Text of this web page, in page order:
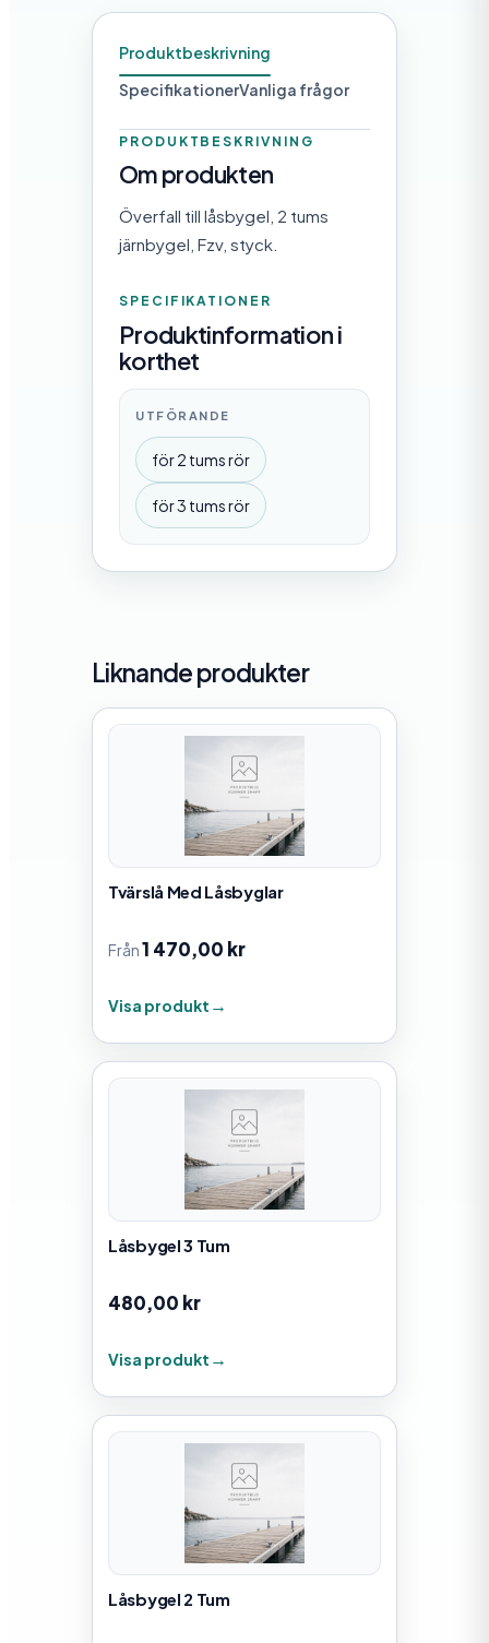
g
d
Produktbeskrivning
SpecifikationerVanliga frågor
PRODUKTBESKRIVNING
Om produkten
Överfall till låsbygel, 2 tums
järnbygel, Fzv, styck.
SPECIFIKATIONER
Produktinformation i
korthet
UTFÖRANDE
för 2 tums rör
för 3 tums rör
Liknande produkter
Tvärslå Med Låsbyglar
Från1 470,00 kr
Visa produkt
Låsbygel 3 Tum
480,00 kr
Visa produkt
Låsbygel 2 Tum